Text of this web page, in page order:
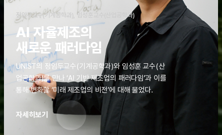
정임두교수(기계공학과), 임성훈교수(산업공학과)
AI 자율제조의
새로운 패러다임
UNIST의 정임두교수(기계공학과)와 임성훈 교수(산
업공학과)를 만나 ‘AI 기반 제조업의 패러다임’과 이를
통해 변화할 ‘미래 제조업의 비전’에 대해 물었다.
자세히보기